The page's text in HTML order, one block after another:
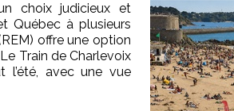
choix judicieux et
Québec à plusieurs
offre une option
Train de Charlevoix
l’été, avec une vue